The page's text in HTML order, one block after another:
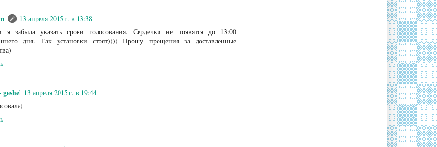
13 апреля 2015 г. в 13:38
я забыла указать сроки голосования. Сердечки не появятся до 13:00
дня. Так установки стоят)))) Прошу прощения за доставленные
13 апреля 2015 г. в 19:44